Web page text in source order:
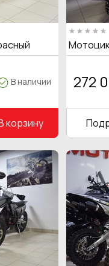
В наличии
корзину
272